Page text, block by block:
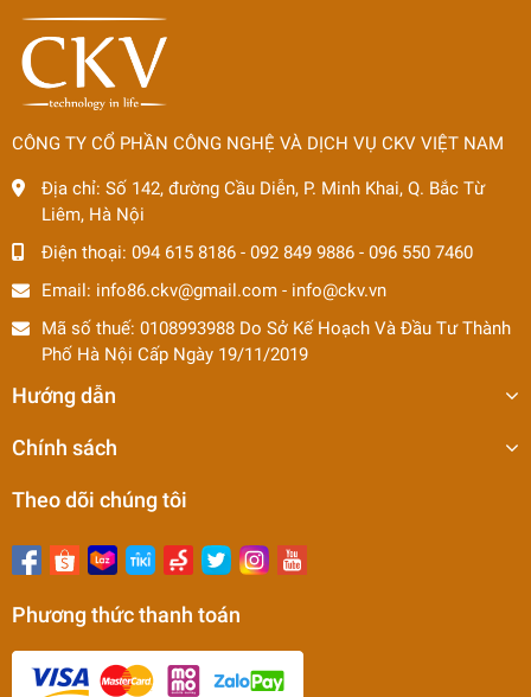
CÔNG TY CỔ PHẦN CÔNG NGHỆ VÀ DỊCH VỤ CKV VIỆT NAM
Địa chỉ: Số 142, đường Cầu Diễn, P. Minh Khai, Q. Bắc Từ
Liêm, Hà Nội
Điện thoại: 094 615 8186 - 092 849 9886 - 096 550 7460
Email: info86.ckv@gmail.com - info@ckv.vn
Mã số thuế: 0108993988 Do Sở Kế Hoạch Và Đầu Tư Thành
Phố Hà Nội Cấp Ngày 19/11/2019
Hướng dẫn
Chính sách
Theo dõi chúng tôi
Phương thức thanh toán